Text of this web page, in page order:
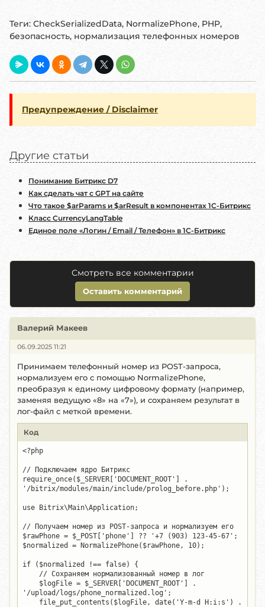
Теги: CheckSerializedData, NormalizePhone, PHP,
безопасность, нормализация телефонных номеров
Предупреждение / Disclaimer
Другие статьи
Понимание Битрикс D7
Как сделать чат с GPT на сайте
Что такое $arParams и $arResult в компонентах 1С-Битрикс
Класс CurrencyLangTable
Единое поле «Логин / Email / Телефон» в 1С-Битрикс
Смотреть все комментарии
Оставить комментарий
Валерий Макеев
06.09.2025 11:21
Принимаем телефонный номер из POST-запроса,
нормализуем его с помощью NormalizePhone,
преобразуя к единому цифровому формату (например,
заменяя ведущую «8» на «7»), и сохраняем результат в
лог-файл с меткой времени.
Код
<?php
// Подключаем ядро Битрикс
require_once($_SERVER['DOCUMENT_ROOT'] .
'/bitrix/modules/main/include/prolog_before.php');
use Bitrix\Main\Application;
// Получаем номер из POST-запроса и нормализуем его
$rawPhone = $_POST['phone'] ?? '+7 (903) 123-45-67';
$normalized = NormalizePhone($rawPhone, 10);
if ($normalized !== false) {
// Сохраняем нормализованный номер в лог
$logFile = $_SERVER['DOCUMENT_ROOT'] .
'/upload/logs/phone_normalized.log';
file_put_contents($logFile, date('Y-m-d H:i:s') .